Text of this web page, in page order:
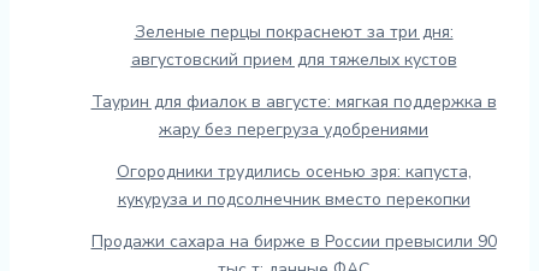
Зеленые перцы покраснеют за три дня:
августовский прием для тяжелых кустов
Таурин для фиалок в августе: мягкая поддержка в
жару без перегруза удобрениями
Огородники трудились осенью зря: капуста,
кукуруза и подсолнечник вместо перекопки
Продажи сахара на бирже в России превысили 90